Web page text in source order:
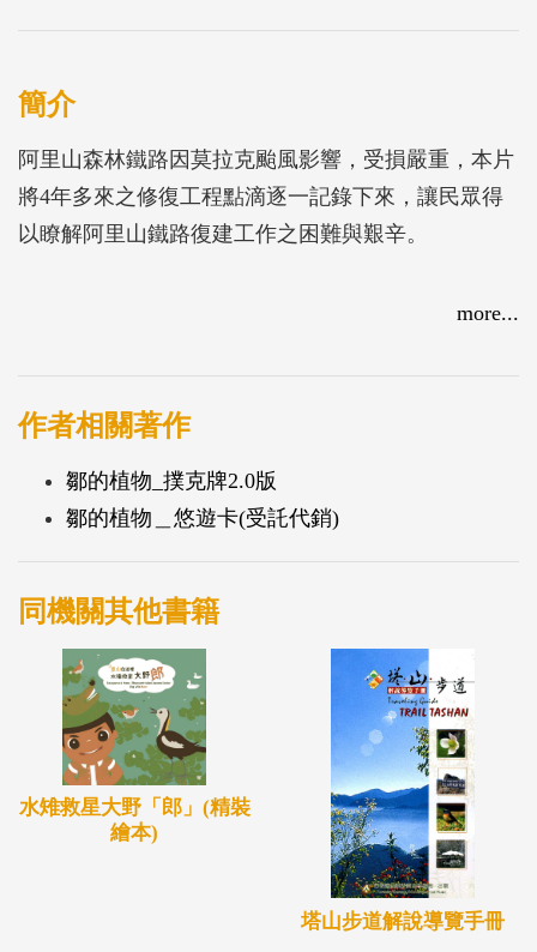
簡介
阿里山森林鐵路因莫拉克颱風影響，受損嚴重，本片
將4年多來之修復工程點滴逐一記錄下來，讓民眾得
以瞭解阿里山鐵路復建工作之困難與艱辛。
more...
作者相關著作
鄒的植物_撲克牌2.0版
鄒的植物＿悠遊卡(受託代銷)
同機關其他書籍
水雉救星大野「郎」(精裝
繪本)
塔山步道解說導覽手冊